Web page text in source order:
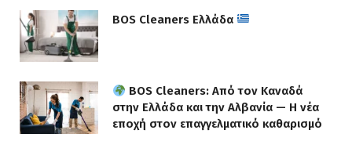
BOS Cleaners Ελλάδα
BOS Cleaners: Από τον Καναδά
στην Ελλάδα και την Αλβανία — Η νέα
εποχή στον επαγγελματικό καθαρισμό